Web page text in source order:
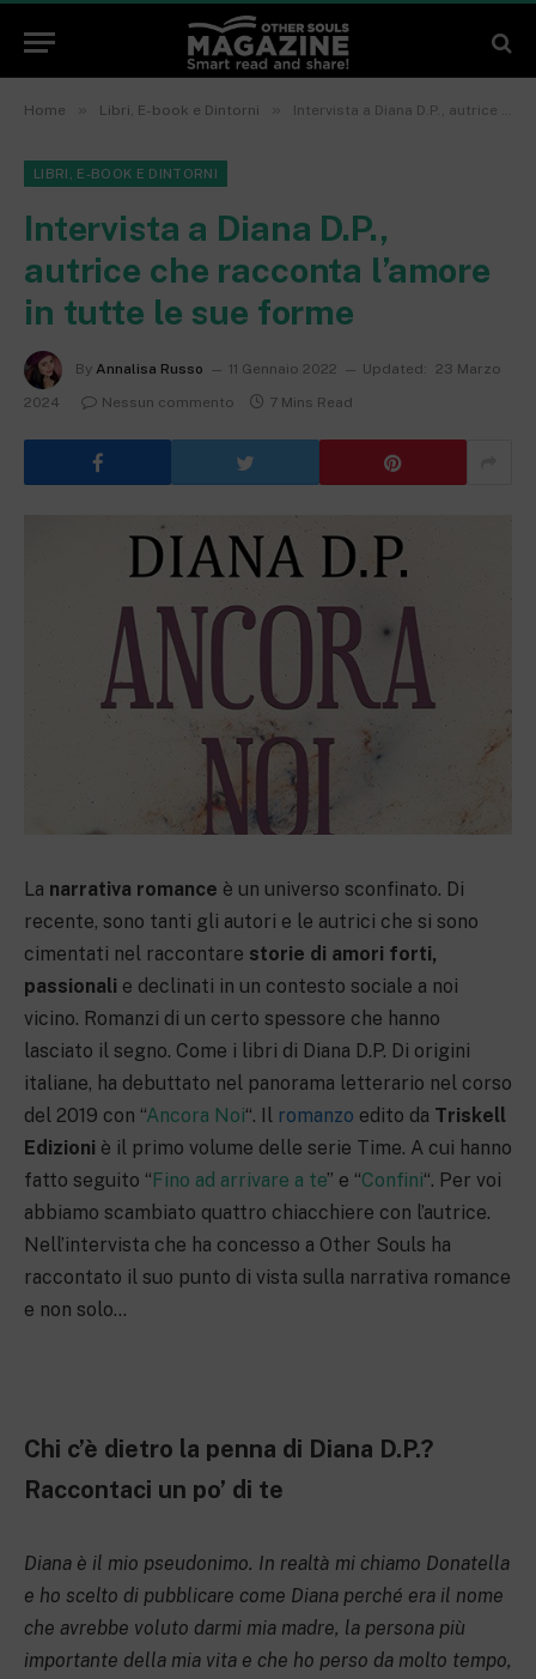
Home » Libri, E-book e Dintorni » Intervista a Diana D.P., autrice che racconta l’amore in tutte le sue forme
LIBRI, E-BOOK E DINTORNI
Intervista a Diana D.P.,
autrice che racconta l’amore
in tutte le sue forme
By Annalisa Russo 11 Gennaio 2022 Updated:
23 Marzo
2024
Nessun commento 7 Mins Read
La narrativa romance è un universo sconfinato. Di
recente, sono tanti gli autori e le autrici che si sono
cimentati nel raccontare storie di amori forti,
passionali e declinati in un contesto sociale a noi
vicino. Romanzi di un certo spessore che hanno
lasciato il segno. Come i libri di Diana D.P. Di origini
italiane, ha debuttato nel panorama letterario nel corso
del 2019 con “Ancora Noi“. Il romanzo edito da Triskell
Edizioni è il primo volume delle serie Time. A cui hanno
fatto seguito “Fino ad arrivare a te” e “Confini“. Per voi
abbiamo scambiato quattro chiacchiere con l’autrice.
Nell’intervista che ha concesso a Other Souls ha
raccontato il suo punto di vista sulla narrativa romance
e non solo…
Chi c’è dietro la penna di Diana D.P.?
Raccontaci un po’ di te
Diana è il mio pseudonimo. In realtà mi chiamo Donatella
e ho scelto di pubblicare come Diana perché era il nome
che avrebbe voluto darmi mia madre, la persona più
importante della mia vita e che ho perso da molto tempo,